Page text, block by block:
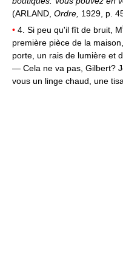
(ARLAND, Ordre, 1929, p.
• 4. Si peu qu'il fît de bruit, M
première pièce de la
porte, un rais de lumière et
— Cela ne va pas, Gilbert?
vous un linge chaud, une